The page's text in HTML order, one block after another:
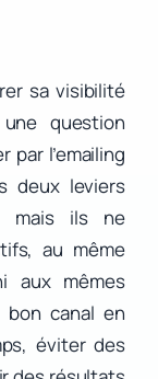
sa visibilité
question
l’emailing
deux leviers
mais ils ne
au même
aux mêmes
canal en
éviter des